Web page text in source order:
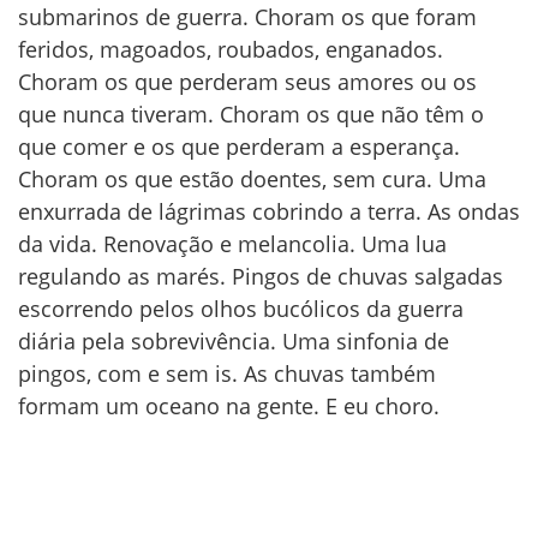
submarinos de guerra. Choram os que foram
feridos, magoados, roubados, enganados.
Choram os que perderam seus amores ou os
que nunca tiveram. Choram os que não têm o
que comer e os que perderam a esperança.
Choram os que estão doentes, sem cura. Uma
enxurrada de lágrimas cobrindo a terra. As ondas
da vida. Renovação e melancolia. Uma lua
regulando as marés. Pingos de chuvas salgadas
escorrendo pelos olhos bucólicos da guerra
diária pela sobrevivência. Uma sinfonia de
pingos, com e sem is. As chuvas também
formam um oceano na gente. E eu choro.